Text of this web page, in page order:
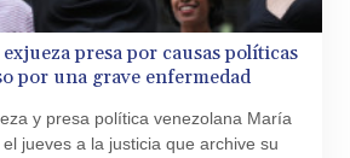
presa por causas políticas
por una grave enfermedad
y presa política venezolana María
jueves a la justicia que archive su